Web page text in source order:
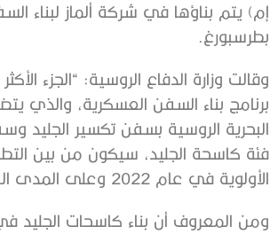
إم) يتم بناؤها في شركة ألماز لبناء
بطرسبورغ.
وقالت وزارة الدفاع الروسية: “الجزء
برنامج بناء السفن العسكرية، والذي
البحرية الروسية بسفن تكسير الجليد
فئة كاسحة الجليد، سيكون من بين
الأولوية في عام 2022 وعلى المدى القريب”.
ومن المعروف أن بناء كاسحات الجليد